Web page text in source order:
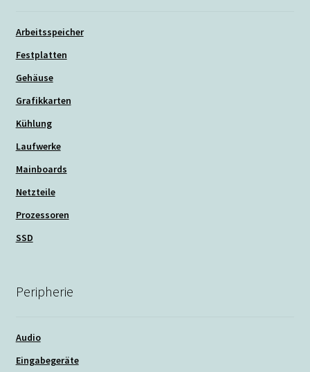
Arbeitsspeicher
Festplatten
Gehäuse
Grafikkarten
Kühlung
Laufwerke
Mainboards
Netzteile
Prozessoren
SSD
Peripherie
Audio
Eingabegeräte